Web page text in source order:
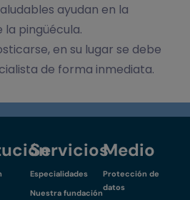
ayudan en la
pingüécula.
en su lugar se debe
de forma inmediata.
Servicios
Especialidades
Nuestra fundación
Medio
Protección de
datos